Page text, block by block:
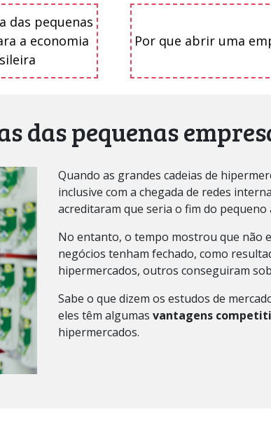
das pequenas
a economia
Por que abrir uma
das pequenas
Quando as grandes cadeias de
inclusive com a chegada de redes
acreditaram que seria o fim do
No entanto, o tempo mostrou que não
negócios tenham fechado, como
hipermercados, outros conseguiram
Sabe o que dizem os estudos de
eles têm algumas vantagens
hipermercados.